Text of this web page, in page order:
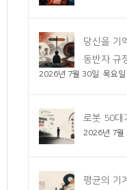
당신을 기
동반자 규
2026년 7월 30일. 목요일
로봇 50대
2026년 7월
평균의 기